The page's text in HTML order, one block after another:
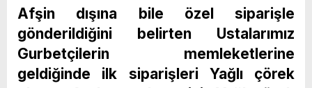
Afşin dışına bile özel siparişle
gönderildiğini belirten Ustalarımız
Gurbetçilerin memleketlerine
geldiğinde ilk siparişleri Yağlı çörek